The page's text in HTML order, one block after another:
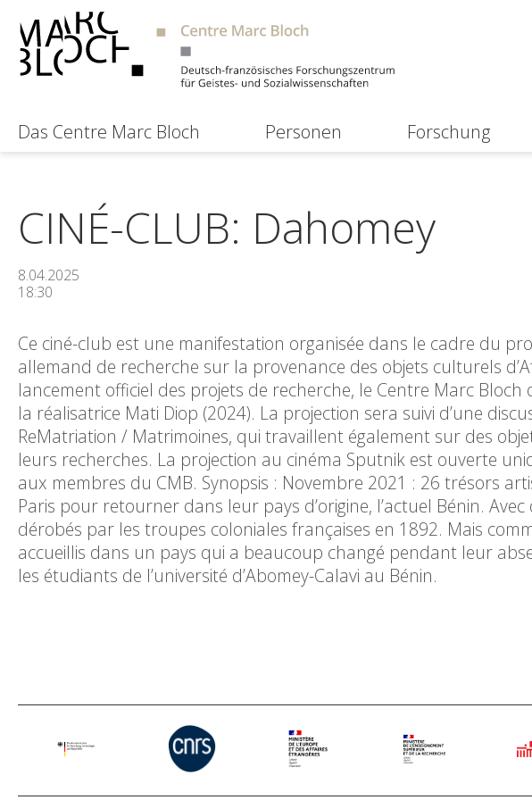
Das Centre Marc Bloch Personen Forschung
CINÉ-CLUB: Dahomey
8.04.2025
18:30
Ce ciné-club est une manifestation organisée dans le cadre du
allemand de recherche sur la provenance des objets culturels
lancement officiel des projets de recherche, le Centre Marc
la réalisatrice Mati Diop (2024). La projection sera suivi d’une
ReMatriation / Matrimoines, qui travaillent également sur des
leurs recherches. La projection au cinéma Sputnik est ouverte
aux membres du CMB. Synopsis : Novembre 2021 : 26 trésors
Paris pour retourner dans leur pays d’origine, l’actuel Bénin.
dérobés par les troupes coloniales françaises en 1892. Mais
accueillis dans un pays qui a beaucoup changé pendant leur
les étudiants de l’université d’Abomey-Calavi au Bénin.